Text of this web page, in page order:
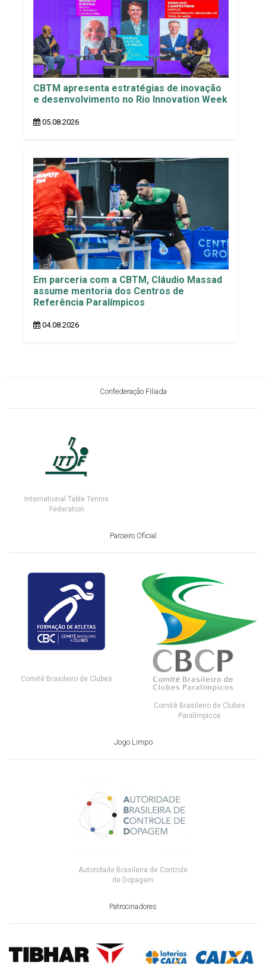
CBTM apresenta estratégias de inovação
e desenvolvimento no Rio Innovation Week
05.08.2026
Em parceria com a CBTM, Cláudio Massad
assume mentoria dos Centros de
Referência Paralímpicos
04.08.2026
Confederação Filiada
International Table Tennis
Federation
Parceiro Oficial
Comitê Brasileiro de Clubes
Comitê Brasileiro de Clubes
Paralímpicos
Jogo Limpo
Autoridade Brasileira de Controle
de Dopagem
Patrocinadores